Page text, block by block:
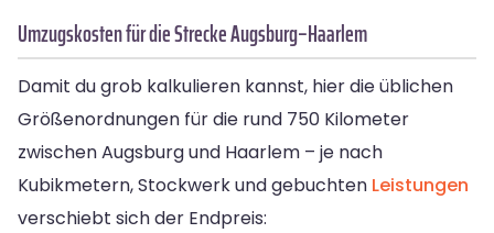
Umzugskosten für die Strecke Augsburg–Haarlem
Damit du grob kalkulieren kannst, hier die üblichen
Größenordnungen für die rund 750 Kilometer
zwischen Augsburg und Haarlem – je nach
Kubikmetern, Stockwerk und gebuchten Leistungen
verschiebt sich der Endpreis: